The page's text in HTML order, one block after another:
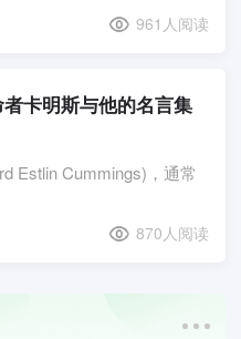
961人阅读
卡明斯与他的名言集
Estlin Cummings)，通常
870人阅读